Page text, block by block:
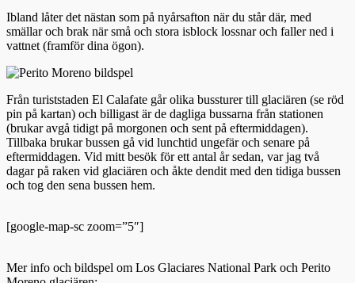
Ibland låter det nästan som på nyårsafton när du står där, med
smällar och brak när små och stora isblock lossnar och faller ned i
vattnet (framför dina ögon).
Från turiststaden El Calafate går olika bussturer till glaciären (se röd
pin på kartan) och billigast är de dagliga bussarna från stationen
(brukar avgå tidigt på morgonen och sent på eftermiddagen).
Tillbaka brukar bussen gå vid lunchtid ungefär och senare på
eftermiddagen. Vid mitt besök för ett antal år sedan, var jag två
dagar på raken vid glaciären och åkte dendit med den tidiga bussen
och tog den sena bussen hem.
[google-map-sc zoom=”5″]
Mer info och bildspel om Los Glaciares National Park och Perito